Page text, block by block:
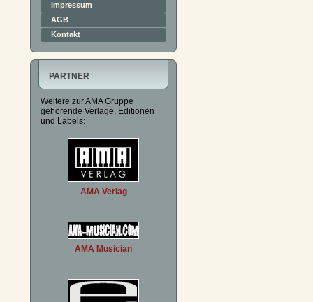
Impressum
AGB
Kontakt
PARTNER
Weitere zur AMA Gruppe
gehörende Verlage, Editionen
und Labels:
AMA Verlag
AMA Musician